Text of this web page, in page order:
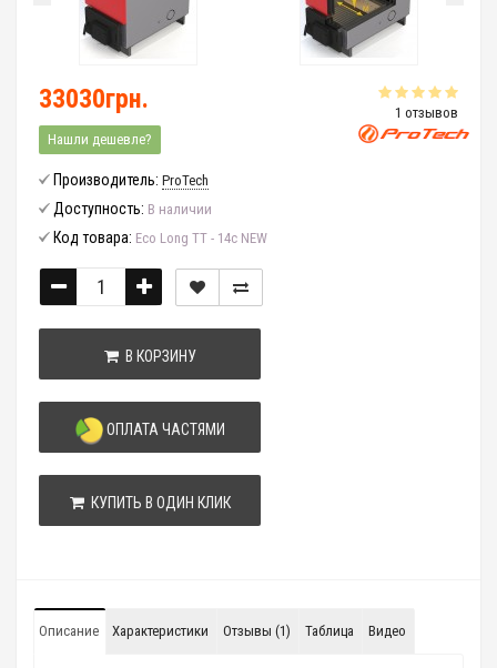
1 отзывов
33030грн.
Нашли дешевле?
Производитель: ProTech
Доступность: В наличии
Код товара: Eco Long ТТ - 14с NEW
В КОРЗИНУ
ОПЛАТА ЧАСТЯМИ
КУПИТЬ В ОДИН КЛИК
Описание Характеристики Отзывы (1) Таблица Видео